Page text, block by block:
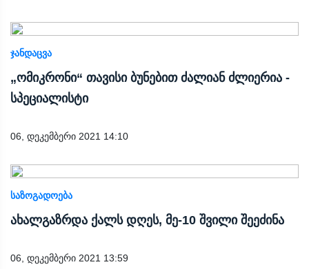
ᲯᲐᲜᲓᲐᲪᲕᲐ
„ომიკრონი“ თავისი ბუნებით ძალიან ძლიერია -
სპეციალისტი
06, დეკემბერი 2021 14:10
ᲡᲐᲖᲝᲒᲐᲓᲝᲔᲑᲐ
ახალგაზრდა ქალს დღეს, მე-10 შვილი შეეძინა
06, დეკემბერი 2021 13:59